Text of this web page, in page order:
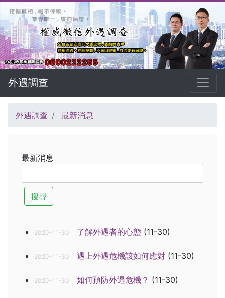
外遇調查
外遇調查 最新消息
最新消息
搜尋
2020-11-30 了解外遇者的心態 (11-30)
2020-11-30 遇上外遇危機該如何應對 (11-30)
2020-11-30 如何預防外遇危機？ (11-30)